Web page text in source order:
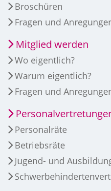
Broschüren
Fragen und
Mitglied werden
Wo eigentlich?
Warum eigentlich?
Fragen und
Personalräte
Betriebsräte
Jugend- und